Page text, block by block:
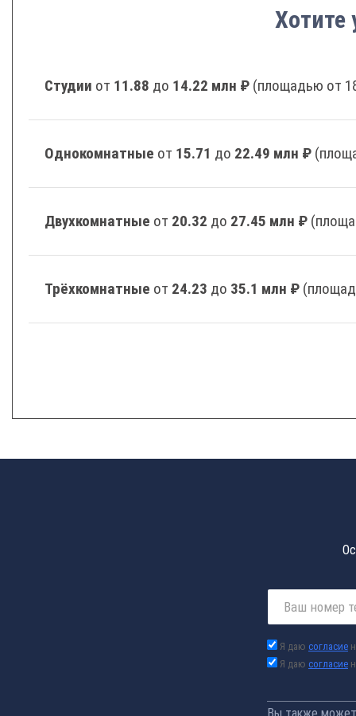
Хотите
Студии от 11.88 до 14.22 млн ₽ (площадью от
Однокомнатные от 15.71 до 22.49 млн ₽
Двухкомнатные от 20.32 до 27.45 млн ₽
Трёхкомнатные от 24.23 до 35.1 млн ₽
Я даю согласие
Я даю согласие